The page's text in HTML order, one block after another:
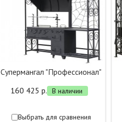
Супермангал "Профессионал"
160 425 р.
В наличии
Выбрать для сравнения